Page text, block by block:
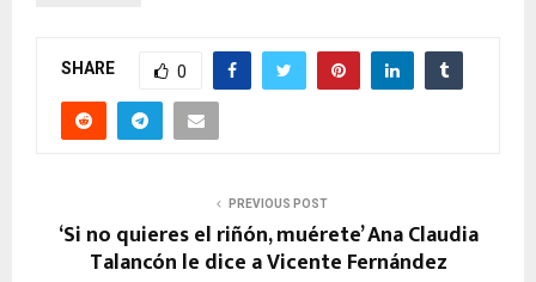
SHARE 0
PREVIOUS POST
‘Si no quieres el riñón, muérete’ Ana Claudia
Talancón le dice a Vicente Fernández